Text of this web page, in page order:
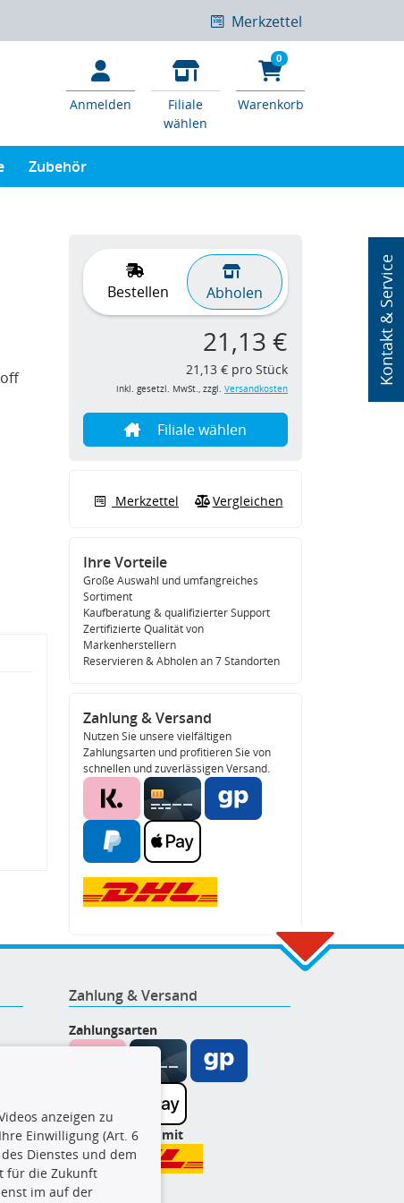
Kontakt & Service
Merkzettel
Anmelden
Filiale
wählen
0
Warenkorb
Zubehör
Bestellen Abholen
21,13 €
21,13 € pro Stück
inkl. gesetzl. MwSt., zzgl. Versandkosten
Filiale wählen
Merkzettel Vergleichen
Ihre Vorteile
Große Auswahl und umfangreiches
Sortiment
Kaufberatung & qualifizierter Support
Zertifizierte Qualität von
Markenherstellern
Reservieren & Abholen an 7 Standorten
Zahlung & Versand
Nutzen Sie unsere vielfältigen
Zahlungsarten und profitieren Sie von
schnellen und zuverlässigen Versand.
Zahlung & Versand
Zahlungsarten
Wir versenden mit
anzeigen zu
Einwilligung (Art. 6
des Dienstes und dem
für die Zukunft
im auf der